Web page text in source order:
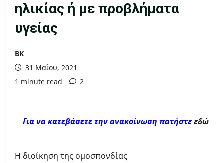
ηλικίας ή με προβλήματα
υγείας
ΒΚ
31 Μαΐου, 2021
1 minute read
2
Για να κατεβάσετε την ανακοίνωση πατήστεεδώ
Η διοίκηση της ομοσπονδίας